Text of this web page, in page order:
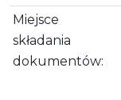
Miejsce
składania
dokumentów: